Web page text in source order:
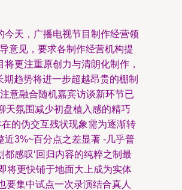
今天，广播电视节目制作经营领
意见，要求各制作经营机构提
更注重原创力与清朗化制作，
期趋势将进一步超越昂贵的棚制
意融合随机嘉宾访谈新环节已
氛围减少初盘植入感的精巧
的伪交互残状现象需为逐渐转
3%~百分点之差显著 -几乎普
感叹‘回归内容的纯粹之制最
将更快铺于地面大上成为实体
集中试点一次录演结合真人